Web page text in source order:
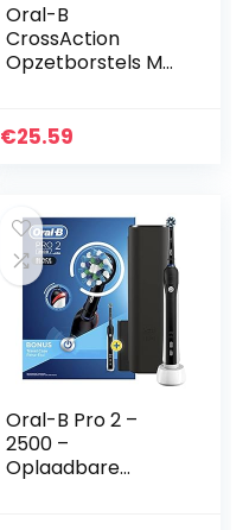
Oral-B
CrossAction
Opzetborstels Met
10 Stuks
€25.59
Oral-B Pro 2 –
2500 –
Oplaadbare